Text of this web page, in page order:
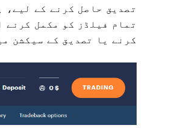
تصدیق حاصل کرنے کے
تمام فیلڈز کو مکمل کرنے
کرنے یا تصدیق کے سیکشن